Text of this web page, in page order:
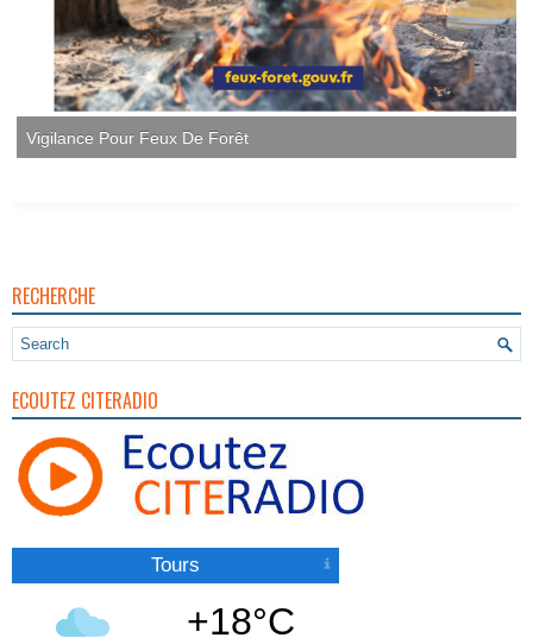
Vigilance Pour Feux De Forêt
RECHERCHE
ECOUTEZ CITERADIO
Tours
+18°C